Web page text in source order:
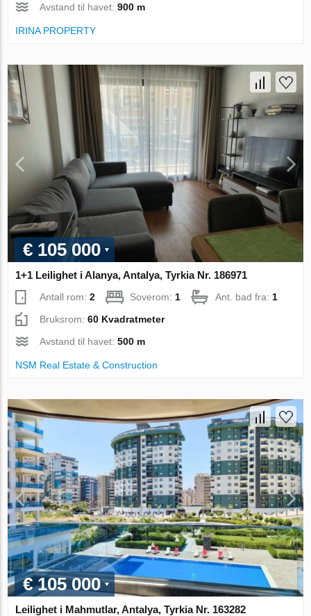
Avstand til havet:900 m
IRINA PROPERTY
€ 105 000
1+1 Leilighet i Alanya, Antalya, Tyrkia Nr. 186971
Antall rom:2 Soverom: 1 Ant. bad fra: 1
Bruksrom:60 Kvadratmeter
Avstand til havet:500 m
NSM Real Estate & Construction
€ 105 000
Leilighet i Mahmutlar, Antalya, Tyrkia Nr. 163282